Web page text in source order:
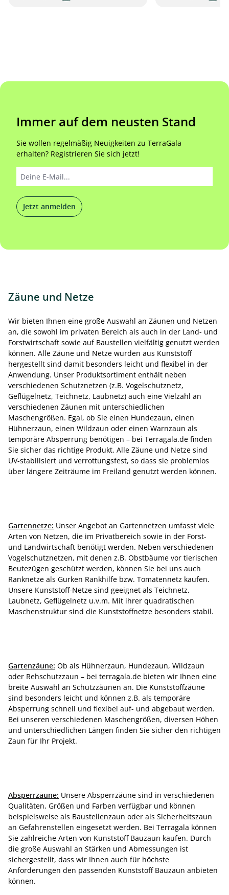
Immer auf dem neusten Stand
Sie wollen regelmäßig Neuigkeiten zu TerraGala
erhalten? Registrieren Sie sich jetzt!
Jetzt anmelden
Zäune und Netze
Wir bieten Ihnen eine große Auswahl an Zäunen und Netzen
an, die sowohl im privaten Bereich als auch in der Land- und
Forstwirtschaft sowie auf Baustellen vielfältig genutzt werden
können. Alle Zäune und Netze wurden aus Kunststoff
hergestellt sind damit besonders leicht und flexibel in der
Anwendung. Unser Produktsortiment enthält neben
verschiedenen Schutznetzen (z.B. Vogelschutznetz,
Geflügelnetz, Teichnetz, Laubnetz) auch eine Vielzahl an
verschiedenen Zäunen mit unterschiedlichen
Maschengrößen. Egal, ob Sie einen Hundezaun, einen
Hühnerzaun, einen Wildzaun oder einen Warnzaun als
temporäre Absperrung benötigen – bei Terragala.de finden
Sie sicher das richtige Produkt. Alle Zäune und Netze sind
UV-stabilisiert und verrottungsfest, so dass sie problemlos
über längere Zeiträume im Freiland genutzt werden können.
Gartennetze: Unser Angebot an Gartennetzen umfasst viele
Arten von Netzen, die im Privatbereich sowie in der Forst-
und Landwirtschaft benötigt werden. Neben verschiedenen
Vogelschutznetzen, mit denen z.B. Obstbäume vor tierischen
Beutezügen geschützt werden, können Sie bei uns auch
Ranknetze als Gurken Rankhilfe bzw. Tomatennetz kaufen.
Unsere Kunststoff-Netze sind geeignet als Teichnetz,
Laubnetz, Geflügelnetz u.v.m. Mit ihrer quadratischen
Maschenstruktur sind die Kunststoffnetze besonders stabil.
Gartenzäune: Ob als Hühnerzaun, Hundezaun, Wildzaun
oder Rehschutzzaun – bei terragala.de bieten wir Ihnen eine
breite Auswahl an Schutzzäunen an. Die Kunststoffzäune
sind besonders leicht und können z.B. als temporäre
Absperrung schnell und flexibel auf- und abgebaut werden.
Bei unseren verschiedenen Maschengrößen, diversen Höhen
und unterschiedlichen Längen finden Sie sicher den richtigen
Zaun für Ihr Projekt.
Absperrzäune: Unsere Absperrzäune sind in verschiedenen
Qualitäten, Größen und Farben verfügbar und können
beispielsweise als Baustellenzaun oder als Sicherheitszaun
an Gefahrenstellen eingesetzt werden. Bei Terragala können
Sie zahlreiche Arten von Kunststoff Bauzaun kaufen. Durch
die große Auswahl an Stärken und Abmessungen ist
sichergestellt, dass wir Ihnen auch für höchste
Anforderungen den passenden Kunststoff Bauzaun anbieten
können.